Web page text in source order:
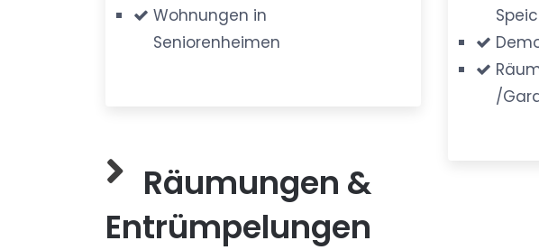
Wohnungen in
Seniorenheimen
/
Räumungen &
Entrümpelungen